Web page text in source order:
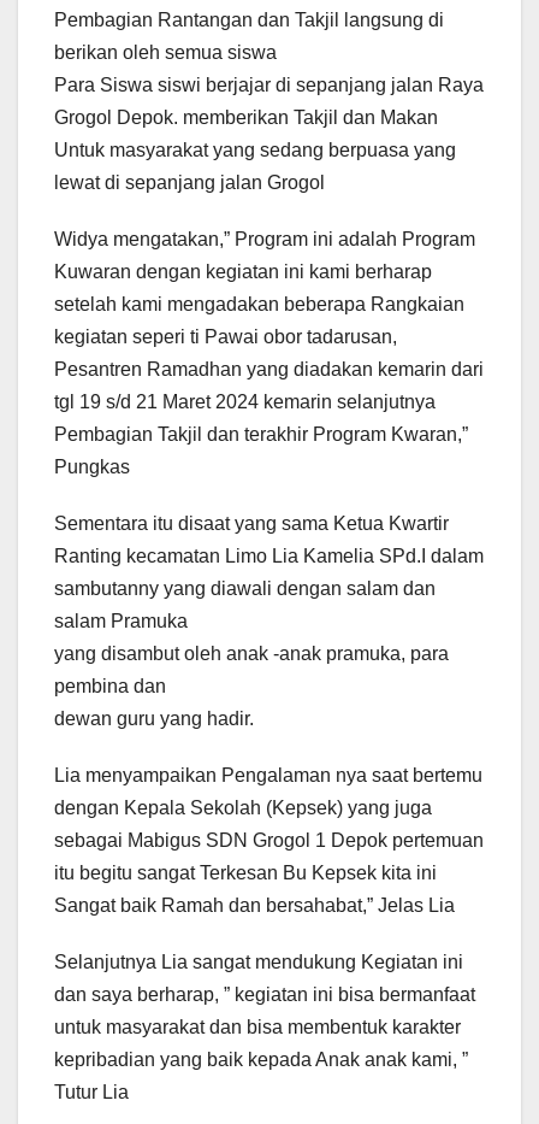
Pembagian Rantangan dan Takjil langsung di
berikan oleh semua siswa
Para Siswa siswi berjajar di sepanjang jalan Raya
Grogol Depok. memberikan Takjil dan Makan
Untuk masyarakat yang sedang berpuasa yang
lewat di sepanjang jalan Grogol
Widya mengatakan,” Program ini adalah Program
Kuwaran dengan kegiatan ini kami berharap
setelah kami mengadakan beberapa Rangkaian
kegiatan seperi ti Pawai obor tadarusan,
Pesantren Ramadhan yang diadakan kemarin dari
tgl 19 s/d 21 Maret 2024 kemarin selanjutnya
Pembagian Takjil dan terakhir Program Kwaran,”
Pungkas
Sementara itu disaat yang sama Ketua Kwartir
Ranting kecamatan Limo Lia Kamelia SPd.I dalam
sambutanny yang diawali dengan salam dan
salam Pramuka
yang disambut oleh anak -anak pramuka, para
pembina dan
dewan guru yang hadir.
Lia menyampaikan Pengalaman nya saat bertemu
dengan Kepala Sekolah (Kepsek) yang juga
sebagai Mabigus SDN Grogol 1 Depok pertemuan
itu begitu sangat Terkesan Bu Kepsek kita ini
Sangat baik Ramah dan bersahabat,” Jelas Lia
Selanjutnya Lia sangat mendukung Kegiatan ini
dan saya berharap, ” kegiatan ini bisa bermanfaat
untuk masyarakat dan bisa membentuk karakter
kepribadian yang baik kepada Anak anak kami, ”
Tutur Lia